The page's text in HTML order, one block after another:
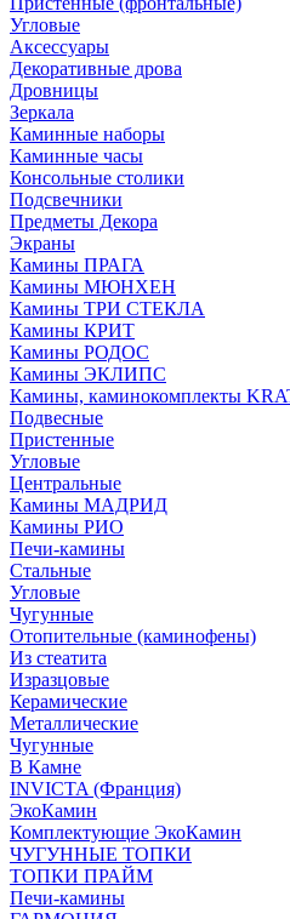
Угловые
Аксессуары
Декоративные дрова
Дровницы
Зеркала
Каминные наборы
Каминные часы
Консольные столики
Подсвечники
Предметы Декора
Экраны
Камины ПРАГА
Камины МЮНХЕН
Камины ТРИ СТЕКЛА
Камины КРИТ
Камины РОДОС
Камины ЭКЛИПС
Камины, каминокомплекты
Подвесные
Пристенные
Угловые
Центральные
Камины МАДРИД
Камины РИО
Печи-камины
Стальные
Угловые
Чугунные
Отопительные (каминофены)
Из стеатита
Изразцовые
Керамические
Металлические
Чугунные
В Камне
INVICTA (Франция)
ЭкоКамин
Комплектующие ЭкоКамин
ЧУГУННЫЕ ТОПКИ
ТОПКИ ПРАЙМ
Печи-камины